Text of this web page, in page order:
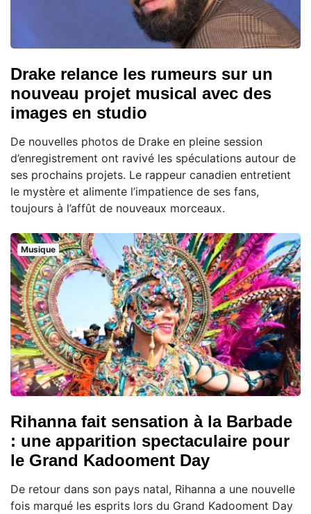
Drake relance les rumeurs sur un
nouveau projet musical avec des
images en studio
De nouvelles photos de Drake en pleine session
d’enregistrement ont ravivé les spéculations autour de
ses prochains projets. Le rappeur canadien entretient
le mystère et alimente l’impatience de ses fans,
toujours à l’affût de nouveaux morceaux.
Musique
Rihanna fait sensation à la Barbade
: une apparition spectaculaire pour
le Grand Kadooment Day
De retour dans son pays natal, Rihanna a une nouvelle
fois marqué les esprits lors du Grand Kadooment Day